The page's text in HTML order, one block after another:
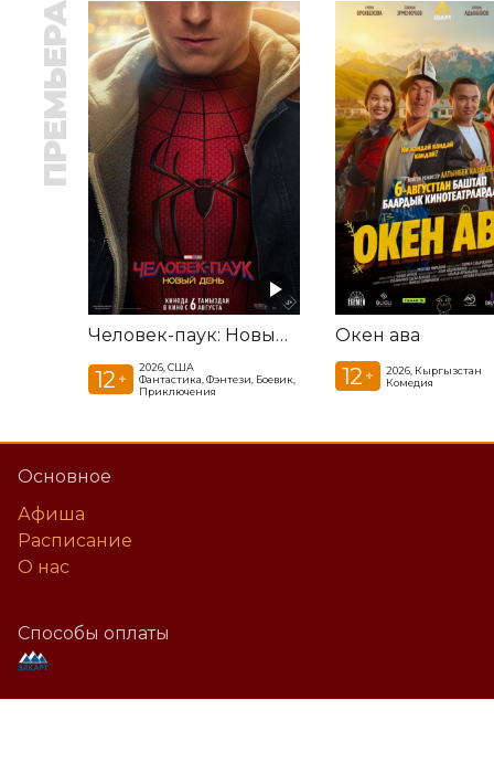
ПРЕМЬЕРА
Человек-паук: Новый день
12 +
2026, США
Фантастика, Фэнтези, Боевик,
Приключения
Окен ава
12 +
2026, Кыргызстан
Комедия
Основное
Афиша
Расписание
О нас
Способы оплаты